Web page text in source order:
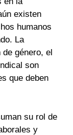
existen
humanos
La
género, el
son
que deben
su rol de
y